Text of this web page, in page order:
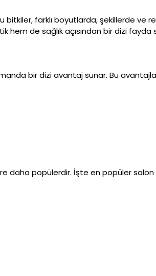
farklı boyutlarda, şekillerde ve
hem de sağlık açısından bir dizi fayda
bir dizi avantaj sunar. Bu
daha popülerdir. İşte en popüler salon